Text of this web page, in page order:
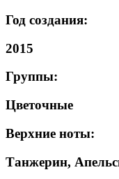
Год создания:
2015
Группы:
Цветочные
Верхние ноты:
Танжерин,